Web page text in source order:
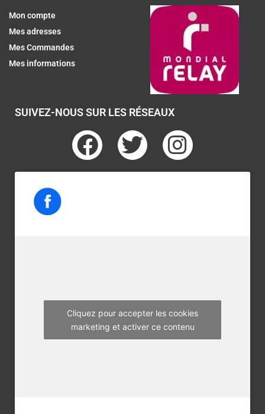
Mon compte
Mes adresses
Mes Commandes
Mes informations
SUIVEZ-NOUS SUR LES RÉSEAUX
F
a
T
w
I
n
m
Cliquez pour accepter les cookies
marketing et activer ce contenu